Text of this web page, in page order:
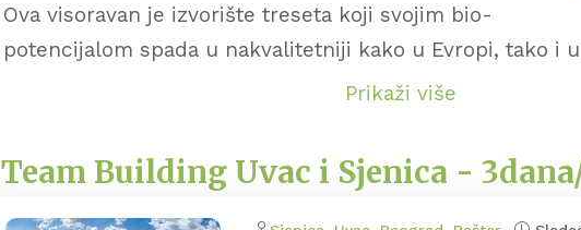
Ova visoravan je izvorište treseta koji svojim bio-
potencijalom spada u nakvalitetniji kako u Evropi, tako i
suvatima za ispašu ovaca, zbog čega je ceo kraj nadaleko
čuveno Peštersko polje na kom je prema legendi sveti
Pešter karakterizuje čista, netaknuta priroda, kao i
kojih je najveća Borovštica. Arheolozi Muzeja Ras
Prikaži više
Team Building Uvac i Sjenica -